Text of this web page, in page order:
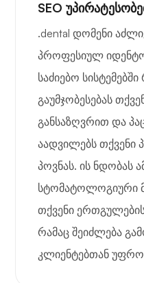
SEO
.dental დომენი
პროფესიულ
საძიებო
გაუმჯობესებას
განსაზღვრით და
აადვილებს თქვენი
პოვნას. ის ნდობას
სტომატოლოგიური
თქვენი
რამაც შეიძლება
კლიენტებთან